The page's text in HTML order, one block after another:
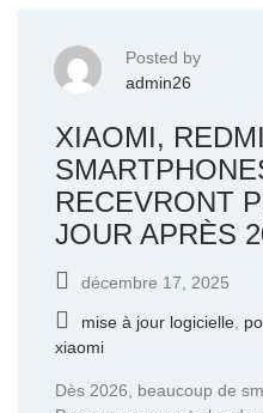
Posted by
admin26
XIAOMI,
RECEVRONT
JOUR APRÈS
décembre 17, 2025
mise à jour logicielle,
xiaomi
Dès 2026, beaucoup de